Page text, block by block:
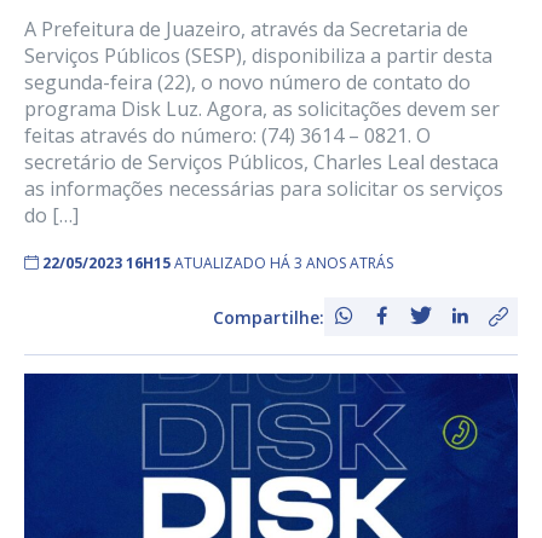
A Prefeitura de Juazeiro, através da Secretaria de
Serviços Públicos (SESP), disponibiliza a partir desta
segunda-feira (22), o novo número de contato do
programa Disk Luz. Agora, as solicitações devem ser
feitas através do número: (74) 3614 – 0821. O
secretário de Serviços Públicos, Charles Leal destaca
as informações necessárias para solicitar os serviços
do […]
22/05/2023 16H15ATUALIZADO HÁ 3 ANOS ATRÁS
Compartilhe: